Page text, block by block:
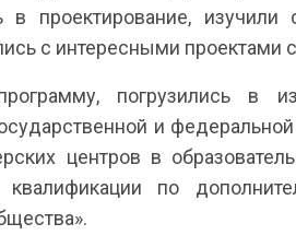
проектирование, изучили
с интересными проектами
погрузились в
и
центров в
по